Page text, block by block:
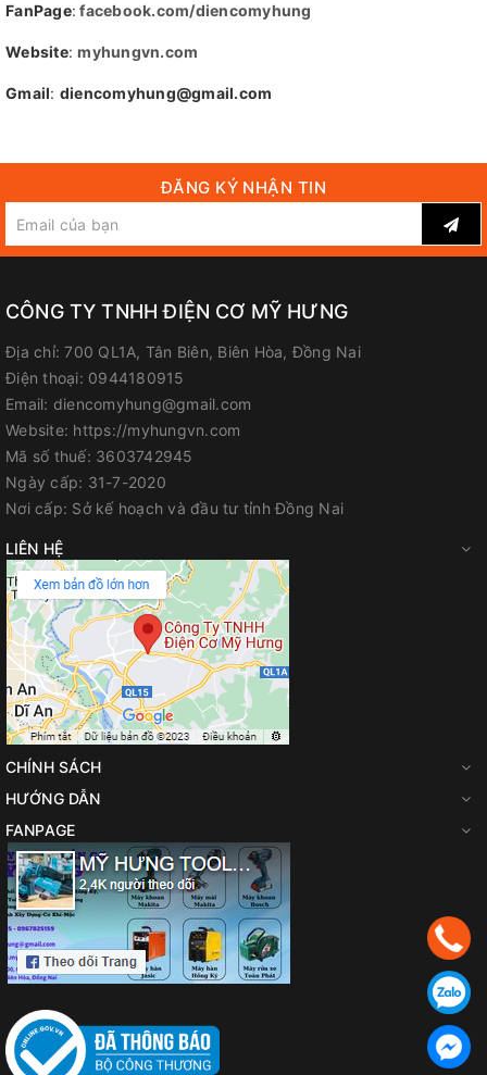
FanPage: facebook.com/diencomyhung
Website:myhungvn.com
Gmail: diencomyhung@gmail.com
ĐĂNG KÝ NHẬN TIN
CÔNG TY TNHH ĐIỆN CƠ MỸ HƯNG
Địa chỉ: 700 QL1A, Tân Biên, Biên Hòa, Đồng Nai
Điện thoại: 0944180915
Email: diencomyhung@gmail.com
Website: https://myhungvn.com
Mã số thuế: 3603742945
Ngày cấp: 31-7-2020
Nơi cấp: Sở kế hoạch và đầu tư tỉnh Đồng Nai
LIÊN HỆ
CHÍNH SÁCH
HƯỚNG DẪN
FANPAGE